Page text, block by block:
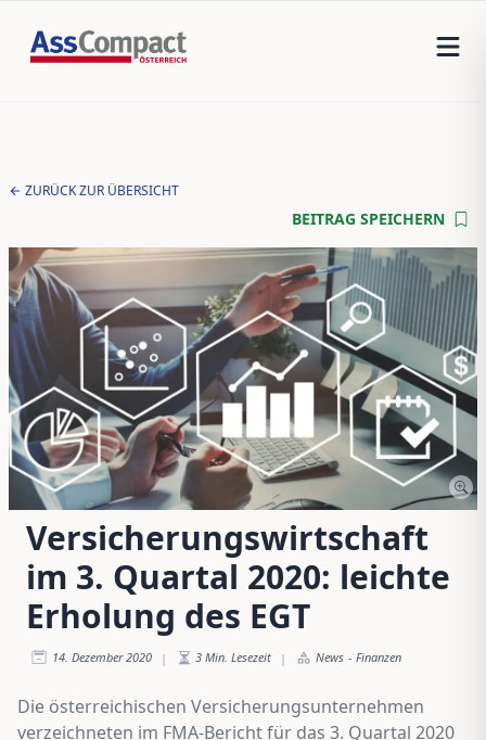
ZURÜCK ZUR ÜBERSICHT
BEITRAG SPEICHERN
Versicherungswirtschaft
im 3. Quartal 2020: leichte
Erholung des EGT
14. Dezember 2020 | 3 Min. Lesezeit | News - Finanzen
Die österreichischen Versicherungsunternehmen
verzeichneten im FMA-Bericht für das 3. Quartal 2020